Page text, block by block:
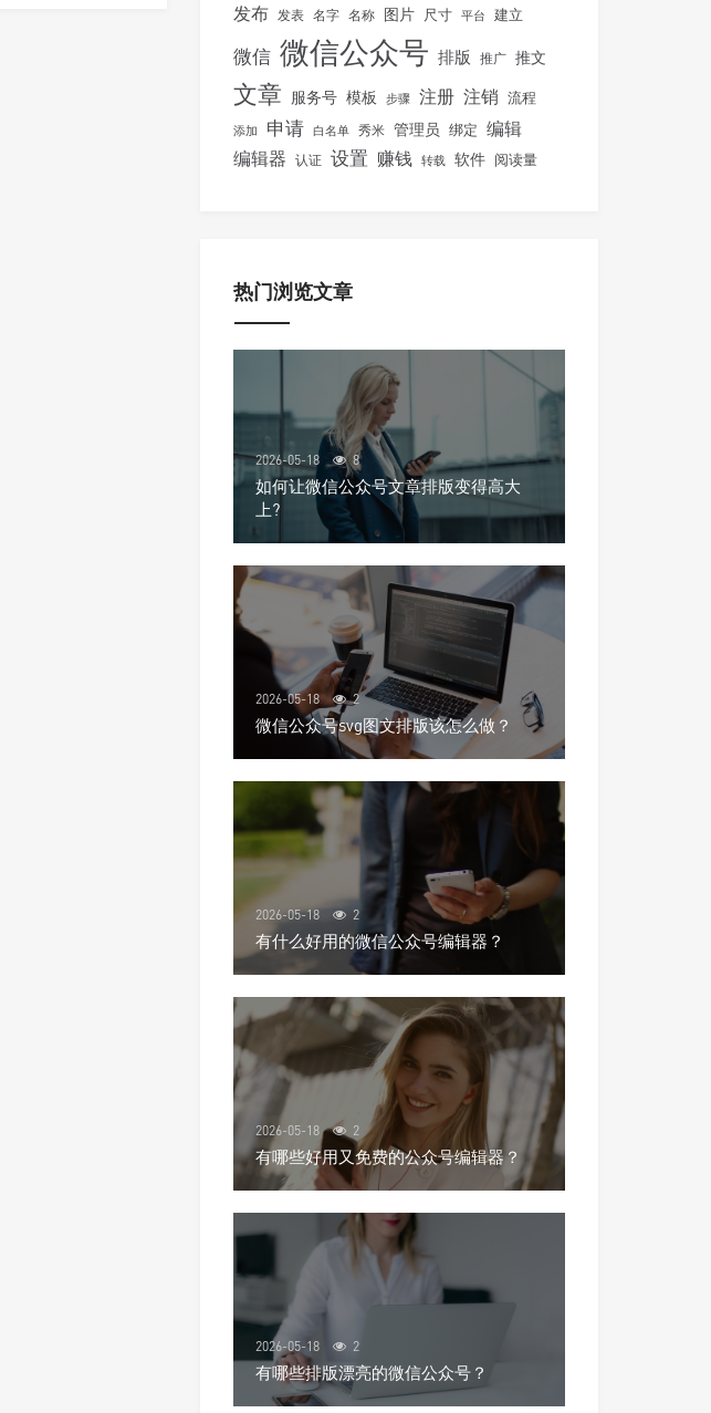
发布 发表 名字 名称 图片 尺寸 平台 建立
微信 微信公众号 排版 推广 推文
文章 服务号 模板 步骤 注册 注销 流程
添加 申请 白名单 秀米 管理员 绑定 编辑
编辑器
认证 设置 赚钱 转载 软件 阅读量
热门浏览文章
2026-05-18 8
如何让微信公众号文章排版变得高大
上?
2026-05-18 2
微信公众号svg图文排版该怎么做？
2026-05-18 2
有什么好用的微信公众号编辑器？
2026-05-18 2
有哪些好用又免费的公众号编辑器？
2026-05-18 2
有哪些排版漂亮的微信公众号？